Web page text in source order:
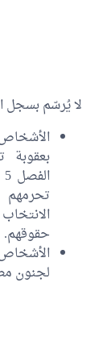
لا يُرسّم بسجل
بعقوبة
حقوقهم.
لجنون